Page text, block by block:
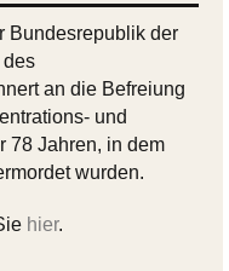
Bundesrepublik der
des
an die Befreiung
und
78 Jahren, in dem
wurden.
hier.